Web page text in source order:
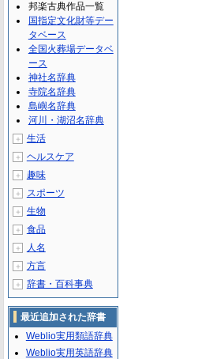
邦楽古典作品一覧
国指定文化財等デー
タベース
全国火葬場データベ
ース
神社名辞典
寺院名辞典
島嶼名辞典
河川・湖沼名辞典
＋ 生活
＋ ヘルスケア
＋ 趣味
＋ スポーツ
＋ 生物
＋ 食品
＋ 人名
＋ 方言
＋ 辞書・百科事典
最近追加された辞書
Weblio実用類語辞典
Weblio実用英語辞典